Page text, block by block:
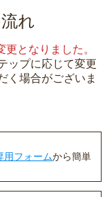
れ
となりました。
ップに応じて変更
く場合がございま
用フォームから簡単